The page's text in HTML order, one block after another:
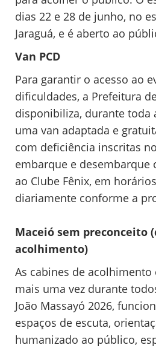
dias 22 e 28 de junho, no
Jaraguá, e é aberto ao
Van PCD
Para garantir o acesso ao
dificuldades, a Prefeitura
disponibiliza, durante toda
uma van adaptada e
com deficiência inscritas
embarque e desembarque
ao Clube Fênix, em
diariamente conforme a
Maceió sem preconceito
acolhimento)
As cabines de acolhimento
mais uma vez durante
João Massayó 2026,
espaços de escuta,
humanizado ao público,